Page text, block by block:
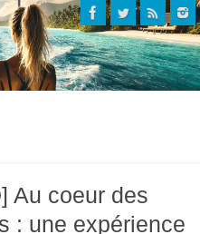
Au coeur des
: une expérience